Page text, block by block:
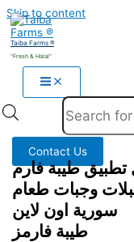
Skip to content
Taiba Farms ®
"Fresh & Halal"
Contact Us
تطبيق طيبة فارم
وجبات طعام
سورية اون لاين
طيبة فارمز